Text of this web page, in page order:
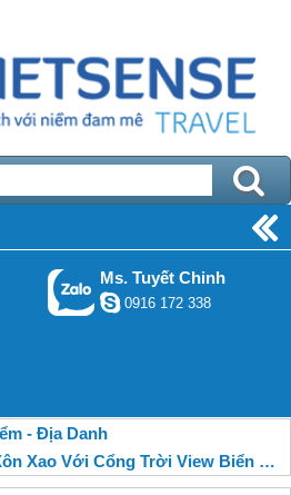
Ms. Tuyết Chinh
0916 172 338
- Địa Danh
Cổng Trời View Biển Cực Hot Ở Phú Quốc